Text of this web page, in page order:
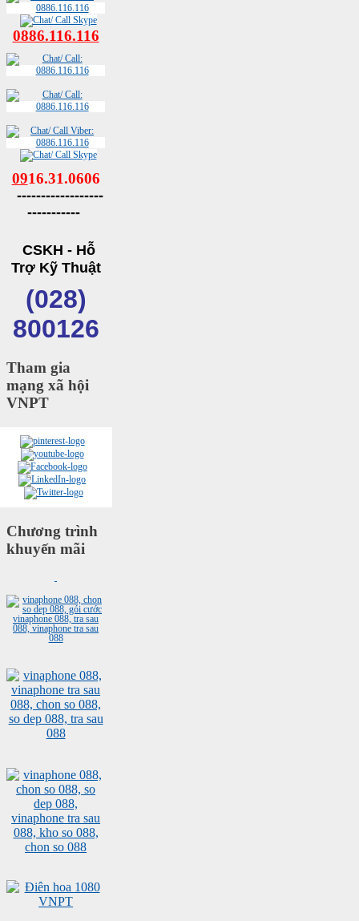
0886.116.116
0916.31.0606
------------------
-----------
CSKH - Hỗ
Trợ Kỹ Thuật
(028)
800126
Tham gia
mạng xã hội
VNPT
Chương trình
khuyến mãi